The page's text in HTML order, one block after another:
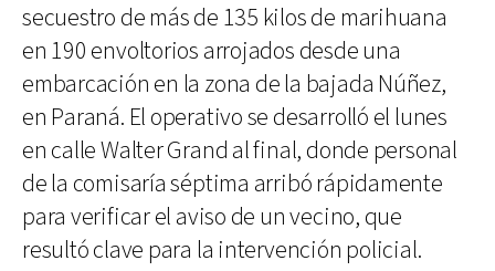
secuestro de más de 135 kilos de marihuana
en 190 envoltorios arrojados desde una
embarcación en la zona de la bajada Núñez,
en Paraná. El operativo se desarrolló el lunes
en calle Walter Grand al final, donde personal
de la comisaría séptima arribó rápidamente
para verificar el aviso de un vecino, que
resultó clave para la intervención policial.